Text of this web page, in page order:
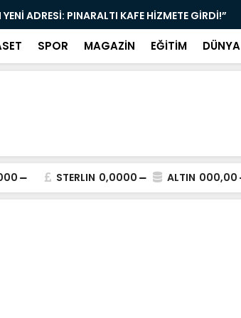
YENİ ADRESİ: PINARALTI KAFE HİZMETE GİRDİ!”
SPOR MAGAZİN EĞİTİM DÜNYA
STERLIN 0,0000 ALTIN 000,00